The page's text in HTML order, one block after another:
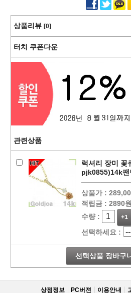
상품리뷰 [0]
터치 쿠폰다운
관련상품
럭셔리 장미 꽃
pjk0855)14k팬
상품가 :
적립금 : 2890원
수량 :
+1
선택하세요 :
선택상품 장바구
상점정보 PC버젼 이용안내